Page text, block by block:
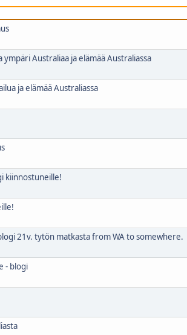
Australiaa ja elämää Australiassa
ja elämää Australiassa
kiinnostuneille!
21v. tytön matkasta from WA to somewhere.
- blogi